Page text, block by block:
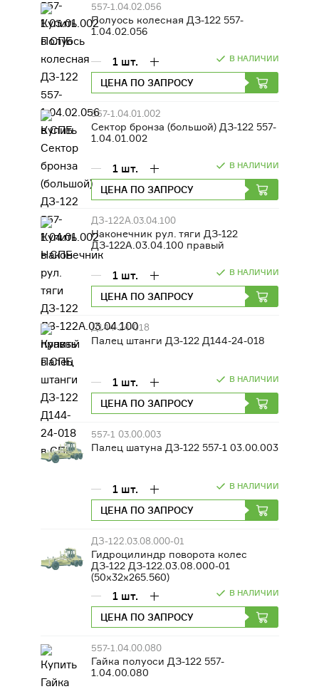
557-1.04.02.056
Полуось колесная ДЗ-122 557-
1.04.02.056
В НАЛИЧИИ
1 шт.
ЦЕНА ПО ЗАПРОСУ
557-1.04.01.002
Сектор бронза (большой) ДЗ-122 557-
1.04.01.002
В НАЛИЧИИ
1 шт.
ЦЕНА ПО ЗАПРОСУ
ДЗ-122А.03.04.100
Наконечник рул. тяги ДЗ-122
ДЗ-122А.03.04.100 правый
В НАЛИЧИИ
1 шт.
ЦЕНА ПО ЗАПРОСУ
Д144-24-018
Палец штанги ДЗ-122 Д144-24-018
В НАЛИЧИИ
1 шт.
ЦЕНА ПО ЗАПРОСУ
557-1 03.00.003
Палец шатуна ДЗ-122 557-1 03.00.003
В НАЛИЧИИ
1 шт.
ЦЕНА ПО ЗАПРОСУ
ДЗ-122.03.08.000-01
Гидроцилиндр поворота колес
ДЗ-122 ДЗ-122.03.08.000-01
(50х32х265.560)
В НАЛИЧИИ
1 шт.
ЦЕНА ПО ЗАПРОСУ
557-1.04.00.080
Гайка полуоси ДЗ-122 557-
1.04.00.080